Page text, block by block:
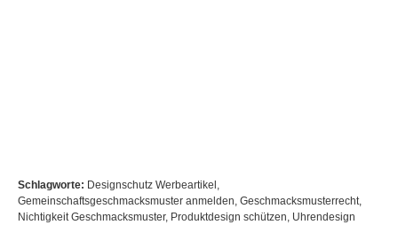
Schlagworte: Designschutz Werbeartikel ,
Gemeinschaftsgeschmacksmuster anmelden, Geschmacksmusterrecht,
Nichtigkeit Geschmacksmuster, Produktdesign schützen, Uhrendesign